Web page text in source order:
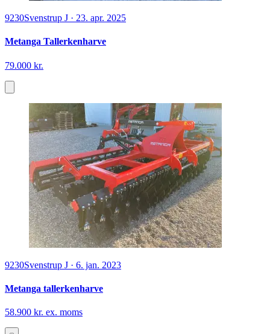
9230Svenstrup J · 23. apr. 2025
Metanga Tallerkenharve
79.000 kr.
9230Svenstrup J · 6. jan. 2023
Metanga tallerkenharve
58.900 kr. ex. moms